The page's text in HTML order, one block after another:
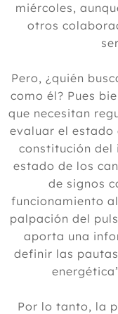
miércoles,
otros
Pero, ¿quién
como él? Pues
que necesitan
evaluar el estado
constitución del
estado de los
de signos
funcionamiento
palpación del
aporta una
definir las
Por lo tanto, la